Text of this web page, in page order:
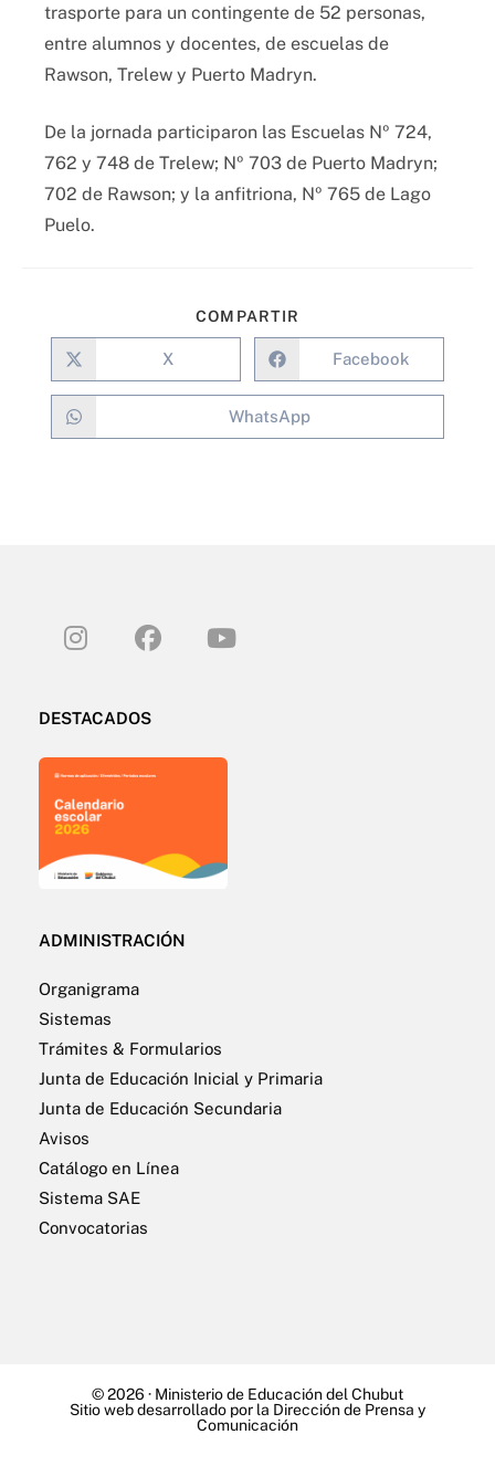
trasporte para un contingente de 52 personas,
entre alumnos y docentes, de escuelas de
Rawson, Trelew y Puerto Madryn.
De la jornada participaron las Escuelas Nº 724,
762 y 748 de Trelew; Nº 703 de Puerto Madryn;
702 de Rawson; y la anfitriona, Nº 765 de Lago
Puelo.
COMPARTIR
X Facebook
WhatsApp
DESTACADOS
ADMINISTRACIÓN
Organigrama
Sistemas
Trámites & Formularios
Junta de Educación Inicial y Primaria
Junta de Educación Secundaria
Avisos
Catálogo en Línea
Sistema SAE
Convocatorias
© 2026 · Ministerio de Educación del Chubut
Sitio web desarrollado por la Dirección de Prensa y
Comunicación